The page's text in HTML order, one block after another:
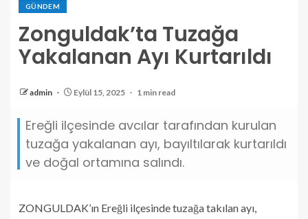
GÜNDEM
Zonguldak’ta Tuzağa
Yakalanan Ayı Kurtarıldı
admin Eylül 15, 2025 1 min read
Ereğli ilçesinde avcılar tarafından kurulan
tuzağa yakalanan ayı, bayıltılarak kurtarıldı
ve doğal ortamına salındı.
ZONGULDAK’ın Ereğli ilçesinde tuzağa takılan ayı,